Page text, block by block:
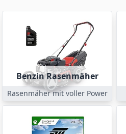
Benzin Rasenmäher
Rasenmäher mit voller Power